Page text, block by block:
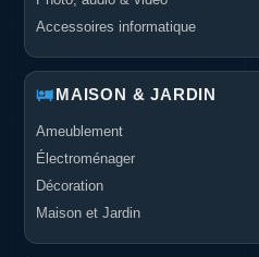
Accessoires informatique
MAISON & JARDIN
Ameublement
Électroménager
Décoration
Maison et Jardin